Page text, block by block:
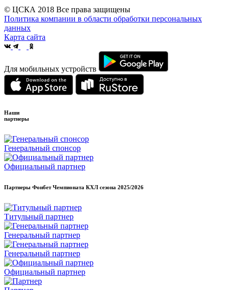
© ЦСКА 2018 Все права защищены
Политика компании в области обработки персональных
данных
Карта сайта
Для мобильных устройств
Наши
партнеры
Генеральный спонсор
Официальный партнер
Партнеры Фонбет Чемпионата КХЛ сезона 2025/2026
Титульный партнер
Генеральный партнер
Генеральный партнер
Официальный партнер